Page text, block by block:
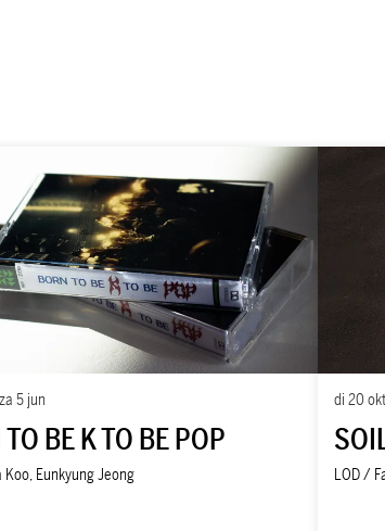
BE K TO BE POP
Eunkyung Jeong
za 5 jun
LOD /
di 20 okt